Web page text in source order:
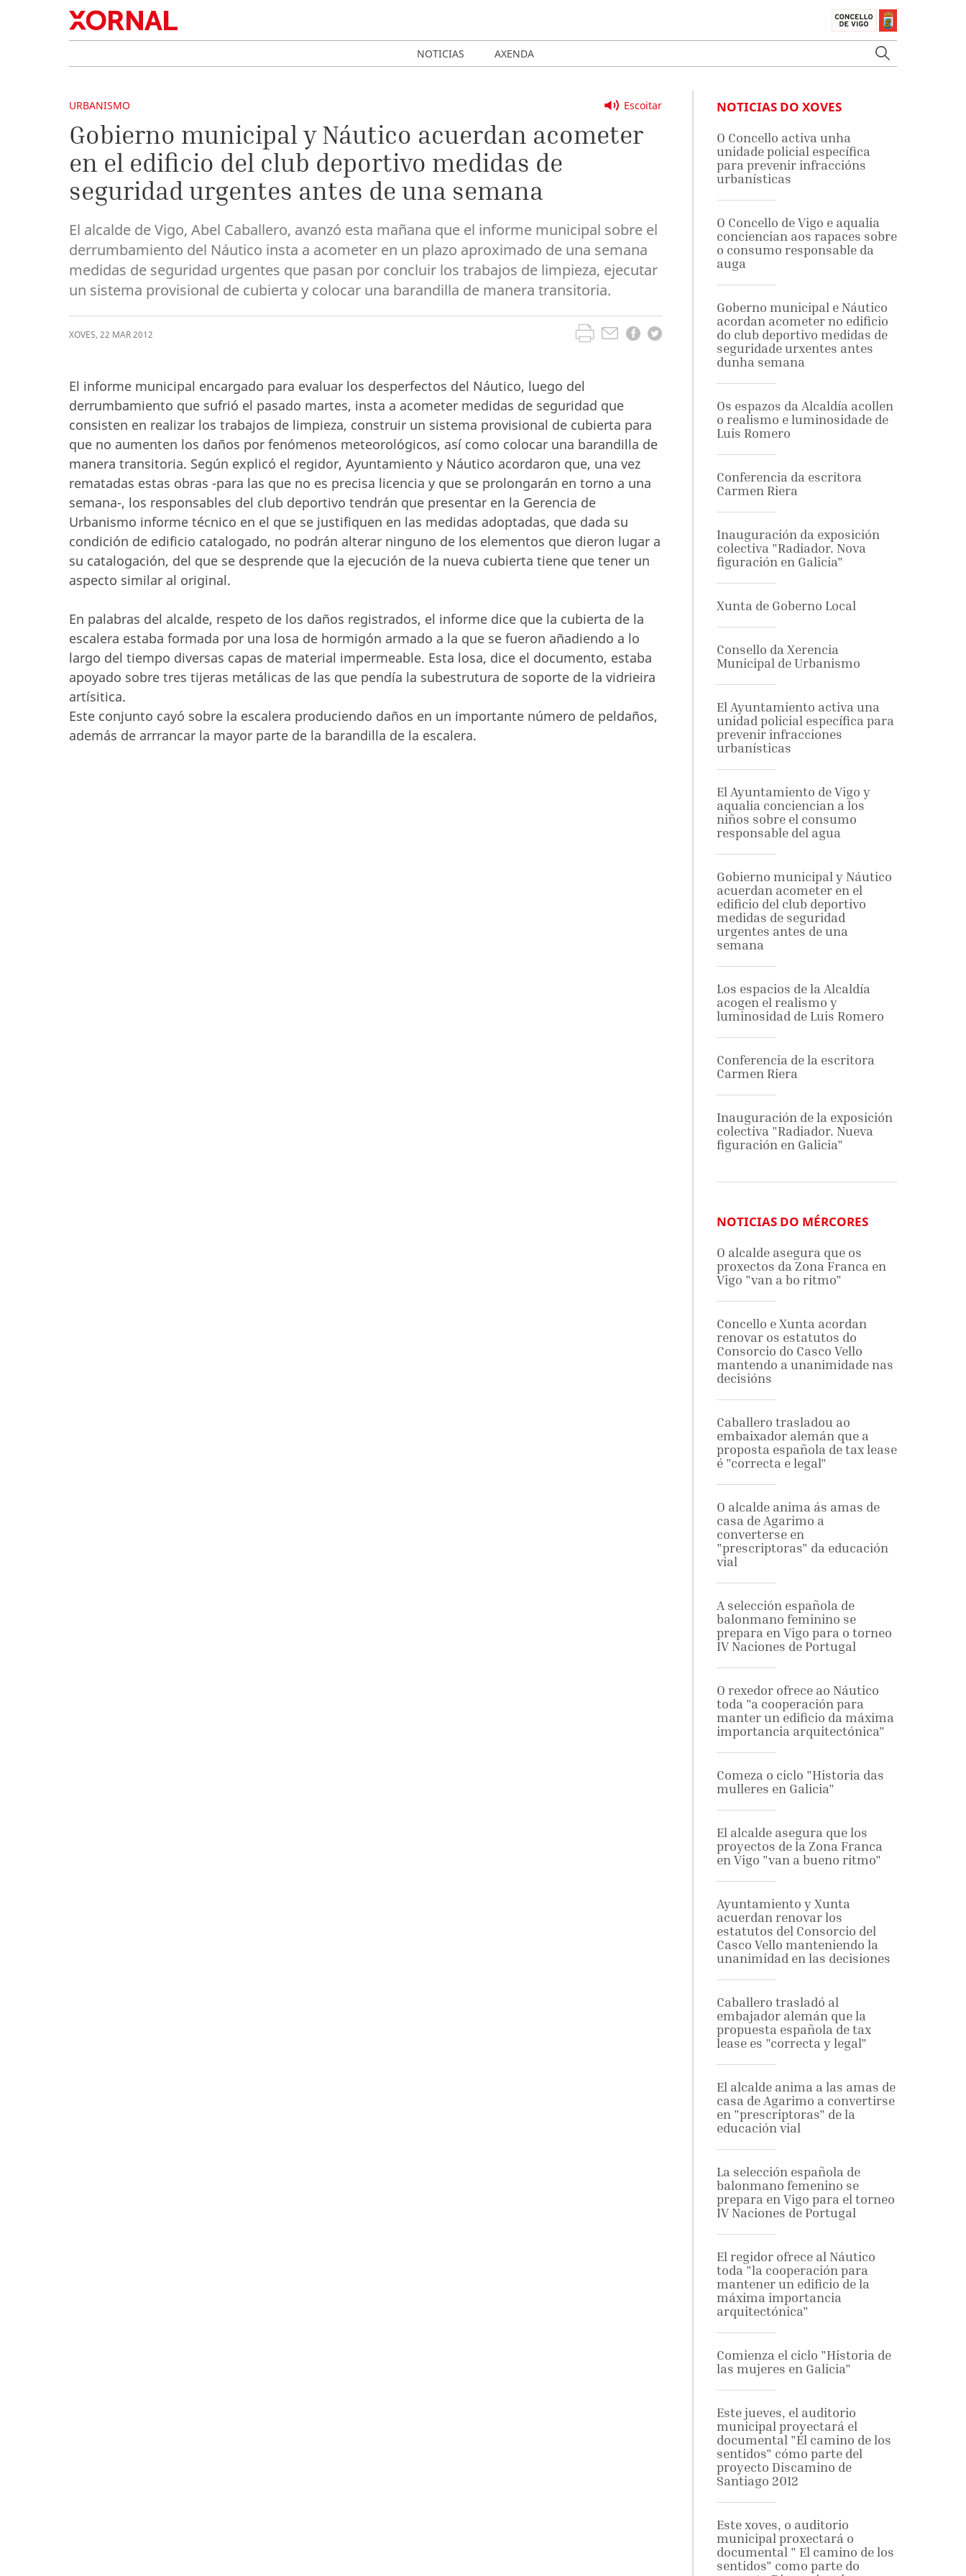
NOTICIAS AXENDA
Escoitar
URBANISMO
Gobierno municipal y Náutico acuerdan acometer
en el edificio del club deportivo medidas de
seguridad urgentes antes de una semana
El alcalde de Vigo, Abel Caballero, avanzó esta mañana que el informe municipal sobre el
derrumbamiento del Náutico insta a acometer en un plazo aproximado de una semana
medidas de seguridad urgentes que pasan por concluir los trabajos de limpieza, ejecutar
un sistema provisional de cubierta y colocar una barandilla de manera transitoria.
XOVES, 22 MAR2012
El informe municipal encargado para evaluar los desperfectos del Náutico, luego del
derrumbamiento que sufrió el pasado martes, insta a acometer medidas de seguridad que
consisten en realizar los trabajos de limpieza, construir un sistema provisional de cubierta para
que no aumenten los daños por fenómenos meteorológicos, así como colocar una barandilla de
manera transitoria. Según explicó el regidor, Ayuntamiento y Náutico acordaron que, una vez
rematadas estas obras -para las que no es precisa licencia y que se prolongarán en torno a una
semana-, los responsables del club deportivo tendrán que presentar en la Gerencia de
Urbanismo informe técnico en el que se justifiquen en las medidas adoptadas, que dada su
condición de edificio catalogado, no podrán alterar ninguno de los elementos que dieron lugar a
su catalogación, del que se desprende que la ejecución de la nueva cubierta tiene que tener un
aspecto similar al original.
En palabras del alcalde, respeto de los daños registrados, el informe dice que la cubierta de la
escalera estaba formada por una losa de hormigón armado a la que se fueron añadiendo a lo
largo del tiempo diversas capas de material impermeable. Esta losa, dice el documento, estaba
apoyado sobre tres tijeras metálicas de las que pendía la subestrutura de soporte de la vidrieira
artísitica.
Este conjunto cayó sobre la escalera produciendo daños en un importante número de peldaños,
además de arrrancar la mayor parte de la barandilla de la escalera.
NOTICIAS DO XOVES
O Concello activa unha
unidade policial específica
para prevenir infraccións
urbanísticas
O Concello de Vigo e aqualia
conciencian aos rapaces sobre
o consumo responsable da
auga
Goberno municipal e Náutico
acordan acometer no edificio
do club deportivo medidas de
seguridade urxentes antes
dunha semana
Os espazos da Alcaldía acollen
o realismo e luminosidade de
Luis Romero
Conferencia da escritora
Carmen Riera
Inauguración da exposición
colectiva "Radiador. Nova
figuración en Galicia"
Xunta de Goberno Local
Consello da Xerencia
Municipal de Urbanismo
El Ayuntamiento activa una
unidad policial específica para
prevenir infracciones
urbanísticas
El Ayuntamiento de Vigo y
aqualia conciencian a los
niños sobre el consumo
responsable del agua
Gobierno municipal y Náutico
acuerdan acometer en el
edificio del club deportivo
medidas de seguridad
urgentes antes de una
semana
Los espacios de la Alcaldía
acogen el realismo y
luminosidad de Luis Romero
Conferencia de la escritora
Carmen Riera
Inauguración de la exposición
colectiva "Radiador. Nueva
figuración en Galicia"
NOTICIAS DO MÉRCORES
O alcalde asegura que os
proxectos da Zona Franca en
Vigo "van a bo ritmo"
Concello e Xunta acordan
renovar os estatutos do
Consorcio do Casco Vello
mantendo a unanimidade nas
decisións
Caballero trasladou ao
embaixador alemán que a
proposta española de tax lease
é "correcta e legal"
O alcalde anima ás amas de
casa de Agarimo a
converterse en
"prescriptoras" da educación
vial
A selección española de
balonmano feminino se
prepara en Vigo para o torneo
IV Naciones de Portugal
O rexedor ofrece ao Náutico
toda "a cooperación para
manter un edificio da máxima
importancia arquitectónica"
Comeza o ciclo "Historia das
mulleres en Galicia"
El alcalde asegura que los
proyectos de la Zona Franca
en Vigo "van a bueno ritmo"
Ayuntamiento y Xunta
acuerdan renovar los
estatutos del Consorcio del
Casco Vello manteniendo la
unanimidad en las decisiones
Caballero trasladó al
embajador alemán que la
propuesta española de tax
lease es "correcta y legal"
El alcalde anima a las amas de
casa de Agarimo a convertirse
en "prescriptoras" de la
educación vial
La selección española de
balonmano femenino se
prepara en Vigo para el torneo
IV Naciones de Portugal
El regidor ofrece al Náutico
toda "la cooperación para
mantener un edificio de la
máxima importancia
arquitectónica"
Comienza el ciclo "Historia de
las mujeres en Galicia"
Este jueves, el auditorio
municipal proyectará el
documental "Él camino de los
sentidos" cómo parte del
proyecto Discamino de
Santiago 2012
Este xoves, o auditorio
municipal proxectará o
documental " El camino de los
sentidos" como parte do